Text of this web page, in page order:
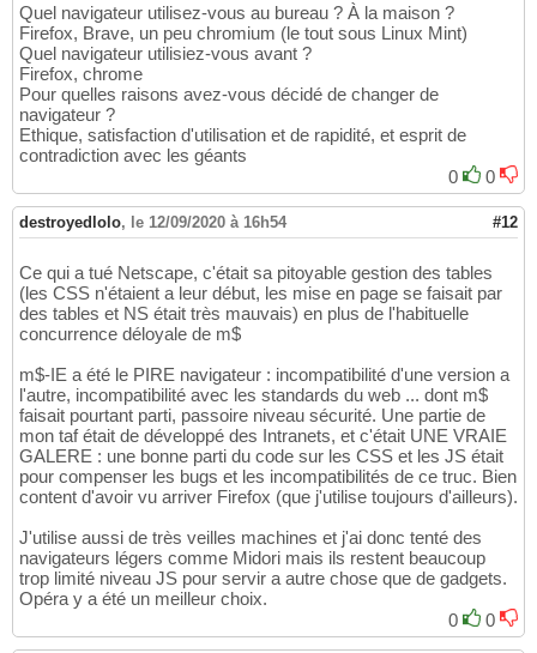
Quel navigateur utilisez-vous au bureau ? À la maison ?
Firefox, Brave, un peu chromium (le tout sous Linux Mint)
Quel navigateur utilisiez-vous avant ?
Firefox, chrome
Pour quelles raisons avez-vous décidé de changer de
navigateur ?
Ethique, satisfaction d'utilisation et de rapidité, et esprit de
contradiction avec les géants
0
0
destroyedlolo, le 12/09/2020 à 16h54 #12
Ce qui a tué Netscape, c'était sa pitoyable gestion des tables
(les CSS n'étaient a leur début, les mise en page se faisait par
des tables et NS était très mauvais) en plus de l'habituelle
concurrence déloyale de m$
m$-IE a été le PIRE navigateur : incompatibilité d'une version a
l'autre, incompatibilité avec les standards du web ... dont m$
faisait pourtant parti, passoire niveau sécurité. Une partie de
mon taf était de développé des Intranets, et c'était UNE VRAIE
GALERE : une bonne parti du code sur les CSS et les JS était
pour compenser les bugs et les incompatibilités de ce truc. Bien
content d'avoir vu arriver Firefox (que j'utilise toujours d'ailleurs).
J'utilise aussi de très veilles machines et j'ai donc tenté des
navigateurs légers comme Midori mais ils restent beaucoup
trop limité niveau JS pour servir a autre chose que de gadgets.
Opéra y a été un meilleur choix.
0
0